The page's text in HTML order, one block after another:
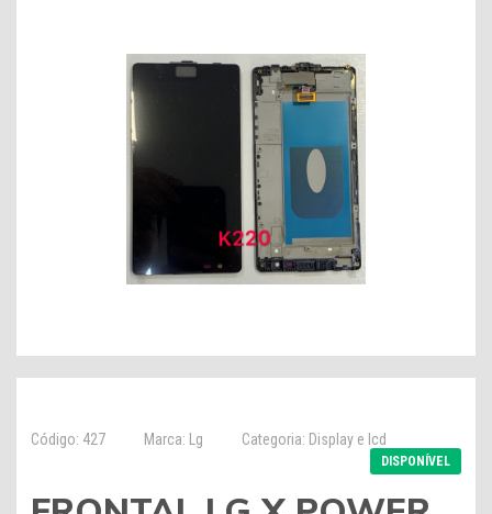
Código: 427 Marca: Lg Categoria: Display e lcd
DISPONÍVEL